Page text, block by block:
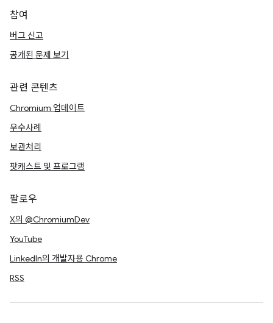
참여
버그 신고
공개된 문제 보기
관련 콘텐츠
Chromium 업데이트
우수사례
보관처리
팟캐스트 및 프로그램
팔로우
X의 @ChromiumDev
YouTube
LinkedIn의 개발자용 Chrome
RSS